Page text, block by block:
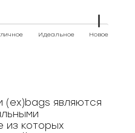
Идеальное Новое
(ex)bags являются
из которых